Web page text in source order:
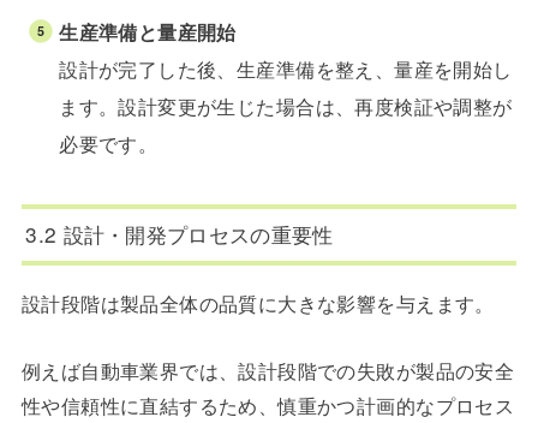
生産準備と量産開始
設計が完了した後、生産準備を整え、量産を開始し
ます。設計変更が生じた場合は、再度検証や調整が
必要です。
3.2 設計・開発プロセスの重要性
設計段階は製品全体の品質に大きな影響を与えます。
例えば自動車業界では、設計段階での失敗が製品の安全
性や信頼性に直結するため、慎重かつ計画的なプロセス